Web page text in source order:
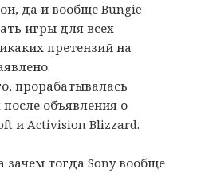
да и вообще Bungie
игры для всех
претензий на
прорабатывалась
объявления о
и Activision Blizzard.
зачем тогда Sony вообще